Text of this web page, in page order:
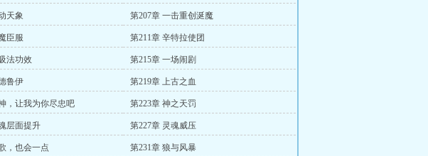
天象 第207章 一击重创涎魔
臣服 第211章 辛特拉使团
法功效 第215章 一场闹剧
鲁伊 第219章 上古之血
，让我为你尽忠吧 第223章 神之天罚
层面提升 第227章 灵魂威压
，也会一点 第231章 狼与风暴